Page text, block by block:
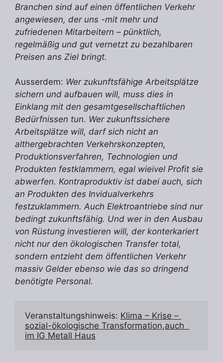
Branchen sind auf einen öffentlichen Verkehr
angewiesen, der uns -mit mehr und
zufriedenen Mitarbeitern – pünktlich,
regelmäßig und gut vernetzt zu bezahlbaren
Preisen ans Ziel bringt.
Ausserdem: Wer zukunftsfähige Arbeitsplätze
sichern und aufbauen will, muss dies in
Einklang mit den gesamtgesellschaftlichen
Bedürfnissen tun. Wer zukunftssichere
Arbeitsplätze will, darf sich nicht an
althergebrachten Verkehrskonzepten,
Produktionsverfahren, Technologien und
Produkten festklammern, egal wieivel Profit sie
abwerfen. Kontraproduktiv ist dabei auch, sich
an Produkten des Invidualverkehrs
festzuklammern. Auch Elektroantriebe sind nur
bedingt zukunftsfähig. Und wer in den Ausbau
von Rüstung investieren will, der konterkariert
nicht nur den ökologischen Transfer total,
sondern entzieht dem öffentlichen Verkehr
massiv Gelder ebenso wie das so dringend
benötigte Personal.
Veranstaltungshinweis: Klima – Krise –
sozial-ökologische Transformation,auch
im IG Metall Haus